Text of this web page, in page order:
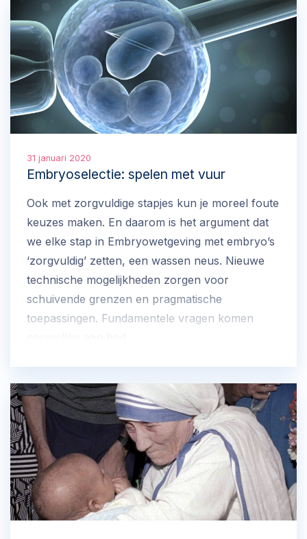
stem laten horen.
31 januari 2020
Embryoselectie: spelen met vuur
Ook met zorgvuldige stapjes kun je moreel foute
keuzes maken. En daarom is het argument dat
we elke stap in Embryowetgeving met embryo’s
‘zorgvuldig’ zetten, een wassen neus. Nieuwe
technische mogelijkheden zorgen voor
schuivende grenzen en pragmatische
toepassingen. Fundamentele vragen komen